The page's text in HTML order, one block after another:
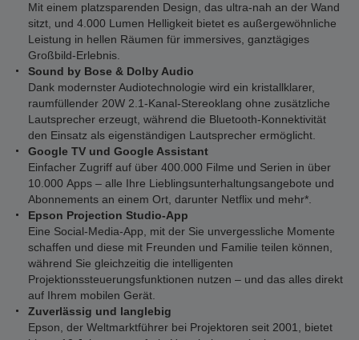
Mit einem platzsparenden Design, das ultra-nah an der Wand
sitzt, und 4.000 Lumen Helligkeit bietet es außergewöhnliche
Leistung in hellen Räumen für immersives, ganztägiges
Großbild-Erlebnis.
Sound by Bose & Dolby Audio
Dank modernster Audiotechnologie wird ein kristallklarer,
raumfüllender 20W 2.1-Kanal-Stereoklang ohne zusätzliche
Lautsprecher erzeugt, während die Bluetooth-Konnektivität
den Einsatz als eigenständigen Lautsprecher ermöglicht.
Google TV und Google Assistant
Einfacher Zugriff auf über 400.000 Filme und Serien in über
10.000 Apps – alle Ihre Lieblingsunterhaltungsangebote und
Abonnements an einem Ort, darunter Netflix und mehr*.
Epson Projection Studio-App
Eine Social-Media-App, mit der Sie unvergessliche Momente
schaffen und diese mit Freunden und Familie teilen können,
während Sie gleichzeitig die intelligenten
Projektionssteuerungsfunktionen nutzen – und das alles direkt
auf Ihrem mobilen Gerät.
Zuverlässig und langlebig
Epson, der Weltmarktführer bei Projektoren seit 2001, bietet